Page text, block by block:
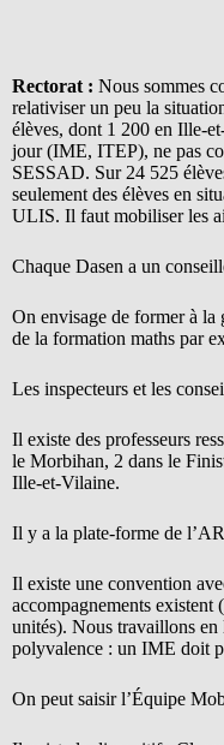
Rectorat : Nous sommes
relativiser un peu la
élèves, dont 1 200 en Ille-
jour (IME, ITEP), ne pas
SESSAD. Sur 24 525
seulement des élèves en
ULIS. Il faut mobiliser les
Chaque Dasen a un
On envisage de former à la
de la formation maths par
Les inspecteurs et les
Il existe des professeurs
le Morbihan, 2 dans le
Ille-et-Vilaine.
Il y a la plate-forme de
Il existe une convention
accompagnements existent
unités). Nous travaillons
polyvalence : un IME doit
On peut saisir l’Équipe